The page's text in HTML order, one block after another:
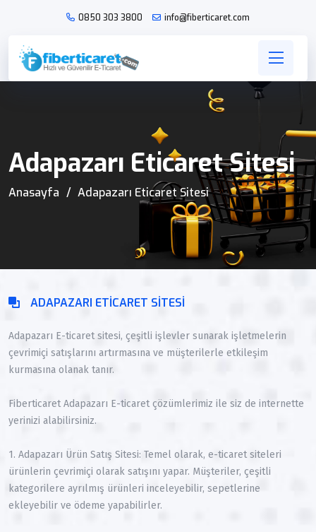
0850 303 3800 info@fiberticaret.com
Adapazarı Eticaret Sitesi
Anasayfa Adapazarı Eticaret Sitesi
ADAPAZARI ETICARET SITESI
Adapazarı E-ticaret sitesi, çeşitli işlevler sunarak işletmelerin
çevrimiçi satışlarını artırmasına ve müşterilerle etkileşim
kurmasına olanak tanır.
Fiberticaret Adapazarı E-ticaret çözümlerimiz ile siz de internette
yerinizi alabilirsiniz.
1. Adapazarı Ürün Satış Sitesi: Temel olarak, e-ticaret siteleri
ürünlerin çevrimiçi olarak satışını yapar. Müşteriler, çeşitli
kategorilere ayrılmış ürünleri inceleyebilir, sepetlerine
ekleyebilir ve ödeme yapabilirler.